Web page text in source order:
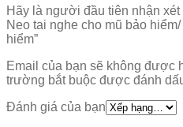
Hãy là người đầu tiên nhận
Neo tai nghe cho mũ bảo
hiểm”
Email của bạn sẽ không được
trường bắt buộc được đánh
Đánh giá của bạn